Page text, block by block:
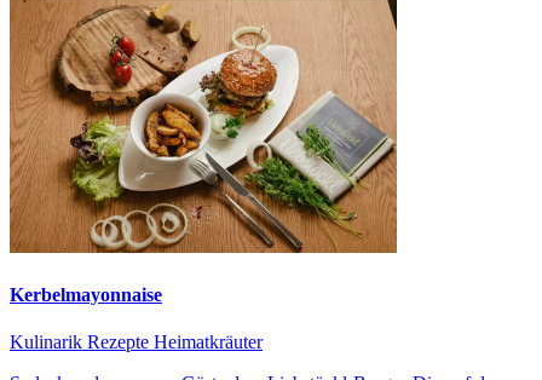
Kerbelmayonnaise
Kulinarik Rezepte Heimatkräuter